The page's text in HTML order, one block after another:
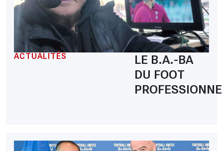
ACTUALITÉS
LE B.A.-BA
DU FOOT